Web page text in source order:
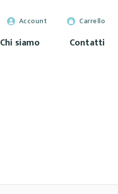
Account Carrello
Chi siamo Contatti